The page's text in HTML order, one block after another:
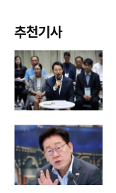
추천기사